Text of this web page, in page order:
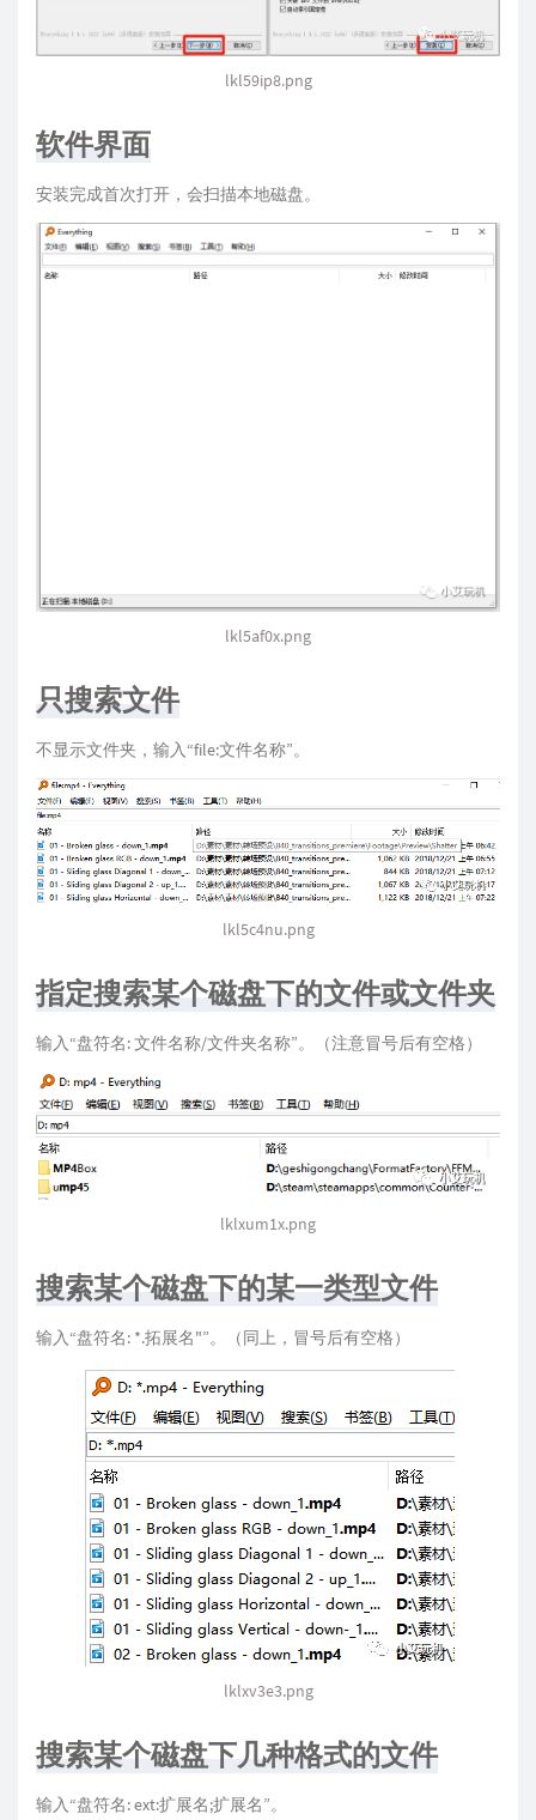
lkl59ip8.png
软件界面
安装完成首次打开，会扫描本地磁盘。
lkl5af0x.png
只搜索文件
不显示文件夹，输入“file:文件名称”。
lkl5c4nu.png
指定搜索某个磁盘下的文件或文件夹
输入“盘符名: 文件名称/文件夹名称”。（注意冒号后有空格）
lklxum1x.png
搜索某个磁盘下的某一类型文件
输入“盘符名: *.拓展名"”。（同上，冒号后有空格）
lklxv3e3.png
搜索某个磁盘下几种格式的文件
输入“盘符名: ext:扩展名;扩展名”。